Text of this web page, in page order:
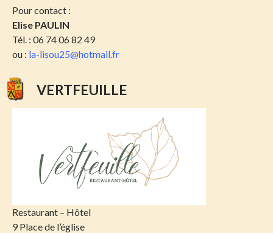
Pour contact :
Elise PAULIN
Tél. : 06 74 06 82 49
ou : la-lisou25@hotmail.fr
VERTFEUILLE
Restaurant – Hôtel
9 Place de l’église